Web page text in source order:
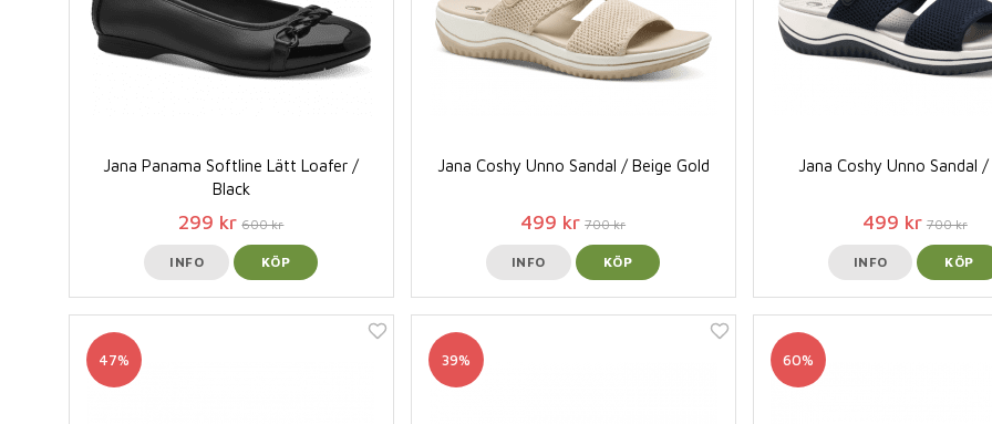
Jana Panama Softline Lätt Loafer /
Black
299 kr 600 kr
INFO KÖP
Jana Coshy Unno Sandal / Beige Gold
499 kr 700 kr
INFO KÖP
Jana Coshy Unno Sandal
499 kr 700 kr
INFO KÖP
47% 39% 60%